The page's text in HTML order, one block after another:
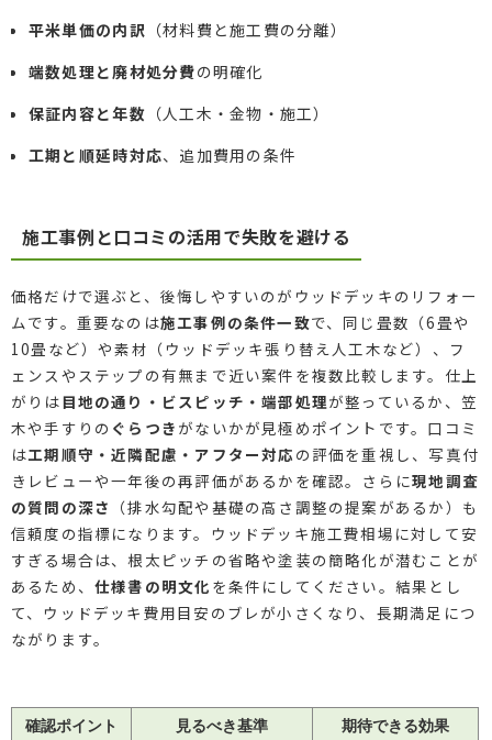
平米単価の内訳 （材料費と施工費の分離）
端数処理と廃材処分費の明確化
保証内容と年数 （人工木・金物・施工）
工期と順延時対応、追加費用の条件
施工事例と口コミの活用で失敗を避ける
価格だけで選ぶと、後悔しやすいのがウッドデッキのリフォー
ムです。重要なのは施工事例の条件一致で、同じ畳数（6畳や
10畳など）や素材（ウッドデッキ張り替え人工木など）、フ
ェンスやステップの有無まで近い案件を複数比較します。仕上
がりは目地の通り・ビスピッチ・端部処理が整っているか、笠
木や手すりの ぐらつき がないかが見極めポイントです。口コミ
は工期順守・近隣配慮・アフター対応 の評価を重視し、写真付
きレビューや一年後の再評価があるかを確認。さらに現地調査
の質問の深さ （排水勾配や基礎の高さ調整の提案があるか）も
信頼度の指標になります。ウッドデッキ施工費相場に対して安
すぎる場合は、根太ピッチの省略や塗装の簡略化が潜むことが
あるため、仕様書の明文化 を条件にしてください。結果とし
て、ウッドデッキ費用目安のブレが小さくなり、長期満足につ
ながります。
確認ポイント 見るべき基準 期待できる効果